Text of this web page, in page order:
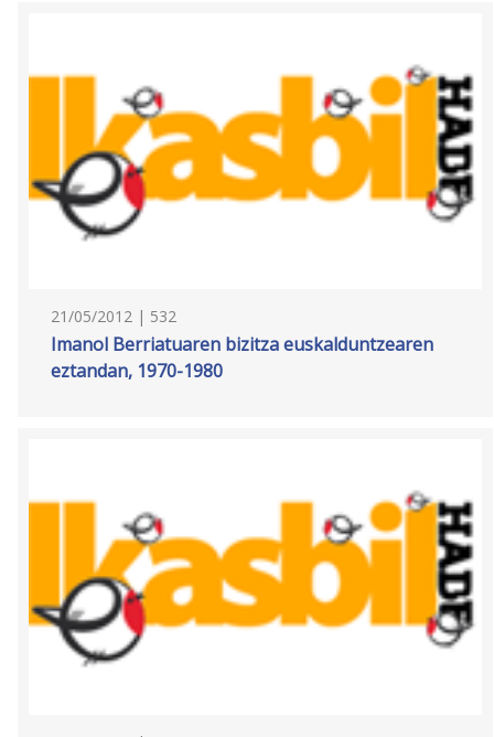
21/05/2012 | 532
Imanol Berriatuaren bizitza euskalduntzearen
eztandan, 1970-1980